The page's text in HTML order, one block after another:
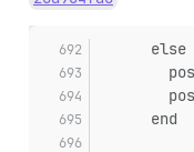
      else
      end